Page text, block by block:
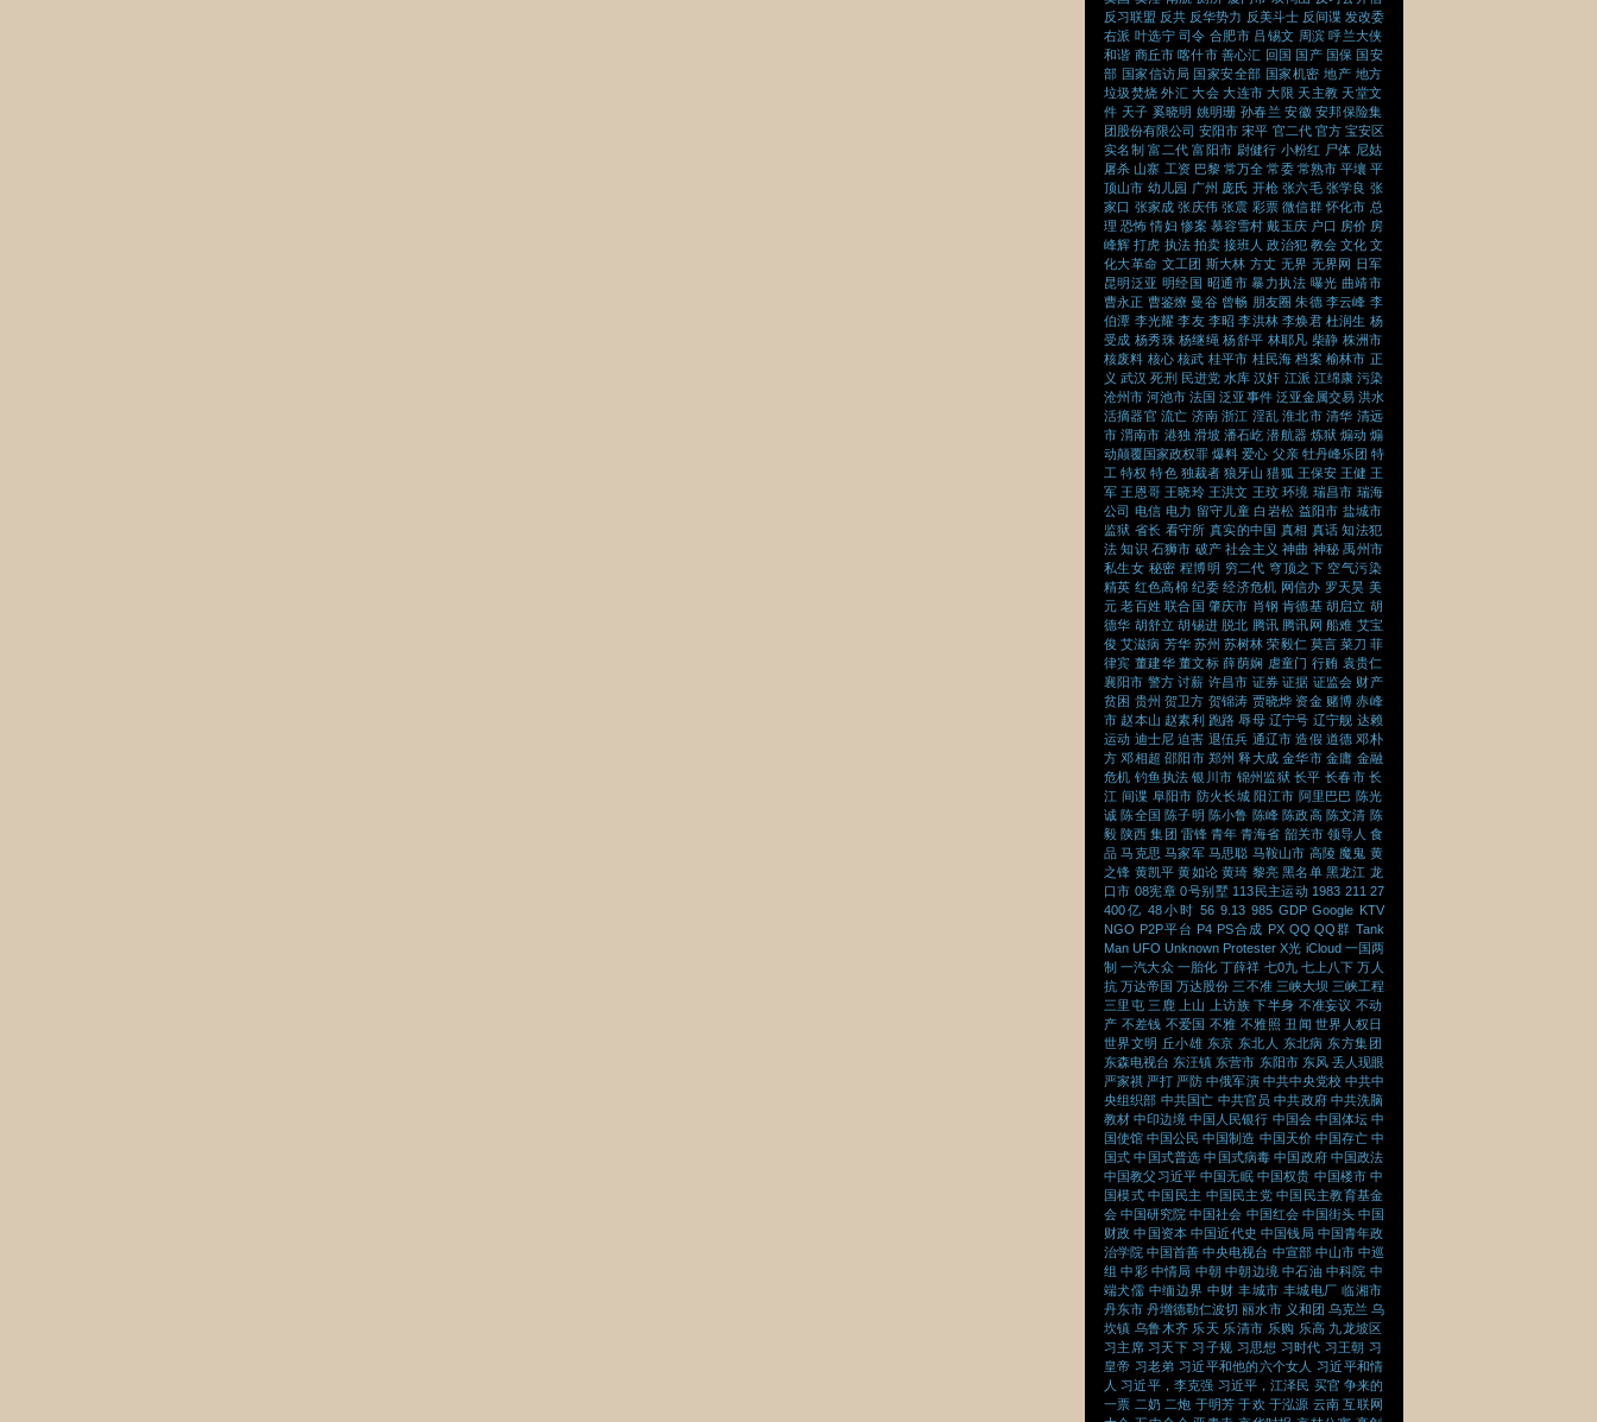
反习联盟 反共 反华势力 反美斗士 反间谍 发改委
右派 叶选宁 司令 合肥市 吕锡文 周滨 呼兰大侠
和谐 商丘市 喀什市 善心汇 回国 国产 国保 国安
部 国家信访局 国家安全部 国家机密 地产 地方
垃圾焚烧 外汇 大会 大连市 大限 天主教 天堂文
件 天子 奚晓明 姚明珊 孙春兰 安徽 安邦保险集
团股份有限公司 安阳市 宋平 官二代 官方 宝安区
实名制 富二代 富阳市 尉健行 小粉红 尸体 尼姑
屠杀 山寨 工资 巴黎 常万全 常委 常熟市 平壤 平
顶山市 幼儿园 广州 庞氏 开枪 张六毛 张学良 张
家口 张家成 张庆伟 张震 彩票 微信群 怀化市 总
理 恐怖 情妇 惨案 慕容雪村 戴玉庆 户口 房价 房
峰辉 打虎 执法 拍卖 接班人 政治犯 教会 文化 文
化大革命 文工团 斯大林 方丈 无界 无界网 日军
昆明泛亚 明经国 昭通市 暴力执法 曝光 曲靖市
曹永正 曹鉴燎 曼谷 曾畅 朋友圈 朱德 李云峰 李
伯潭 李光耀 李友 李昭 李洪林 李焕君 杜润生 杨
受成 杨秀珠 杨继绳 杨舒平 林耶凡 柴静 株洲市
核废料 核心 核武 桂平市 桂民海 档案 榆林市 正
义 武汉 死刑 民进党 水库 汉奸 江派 江绵康 污染
沧州市 河池市 法国 泛亚事件 泛亚金属交易 洪水
活摘器官 流亡 济南 浙江 淫乱 淮北市 清华 清远
市 渭南市 港独 滑坡 潘石屹 潜航器 炼狱 煽动 煽
动颠覆国家政权罪 爆料 爱心 父亲 牡丹峰乐团 特
工 特权 特色 独裁者 狼牙山 猎狐 王保安 王健 王
军 王恩哥 王晓玲 王洪文 王玟 环境 瑞昌市 瑞海
公司 电信 电力 留守儿童 白岩松 益阳市 盐城市
监狱 省长 看守所 真实的中国 真相 真话 知法犯
法 知识 石狮市 破产 社会主义 神曲 神秘 禹州市
私生女 秘密 程博明 穷二代 穹顶之下 空气污染
精英 红色高棉 纪委 经济危机 网信办 罗天昊 美
元 老百姓 联合国 肇庆市 肖钢 肯德基 胡启立 胡
德华 胡舒立 胡锡进 脱北 腾讯 腾讯网 船难 艾宝
俊 艾滋病 芳华 苏州 苏树林 荣毅仁 莫言 菜刀 菲
律宾 董建华 董文标 薛荫娴 虐童门 行贿 袁贵仁
襄阳市 警方 讨薪 许昌市 证券 证据 证监会 财产
贫困 贵州 贺卫方 贺锦涛 贾晓烨 资金 赌博 赤峰
市 赵本山 赵素利 跑路 辱母 辽宁号 辽宁舰 达赖
运动 迪士尼 迫害 退伍兵 通辽市 造假 道德 邓朴
方 邓相超 邵阳市 郑州 释大成 金华市 金庸 金融
危机 钓鱼执法 银川市 锦州监狱 长平 长春市 长
江 间谍 阜阳市 防火长城 阳江市 阿里巴巴 陈光
诚 陈全国 陈子明 陈小鲁 陈峰 陈政高 陈文清 陈
毅 陕西 集团 雷锋 青年 青海省 韶关市 领导人 食
品 马克思 马家军 马思聪 马鞍山市 高陵 魔鬼 黄
之锋 黄凯平 黄如论 黄琦 黎亮 黑名单 黑龙江 龙
口市 08宪章 0号别墅 113民主运动 1983 211 27
400亿 48小时 56 9.13 985 GDP Google KTV
NGO P2P平台 P4 PS合成 PX QQ QQ群 Tank
Man UFO Unknown Protester X光 iCloud 一国两
制 一汽大众 一胎化 丁薛祥 七0九 七上八下 万人
抗 万达帝国 万达股份 三不准 三峡大坝 三峡工程
三里屯 三鹿 上山 上访族 下半身 不准妄议 不动
产 不差钱 不爱国 不雅 不雅照 丑闻 世界人权日
世界文明 丘小雄 东京 东北人 东北病 东方集团
东森电视台 东汪镇 东营市 东阳市 东风 丢人现眼
严家祺 严打 严防 中俄军演 中共中央党校 中共中
央组织部 中共国亡 中共官员 中共政府 中共洗脑
教材 中印边境 中国人民银行 中国会 中国体坛 中
国使馆 中国公民 中国制造 中国天价 中国存亡 中
国式 中国式普选 中国式病毒 中国政府 中国政法
中国教父习近平 中国无眠 中国权贵 中国楼市 中
国模式 中国民主 中国民主党 中国民主教育基金
会 中国研究院 中国社会 中国红会 中国街头 中国
财政 中国资本 中国近代史 中国钱局 中国青年政
治学院 中国首善 中央电视台 中宣部 中山市 中巡
组 中彩 中情局 中朝 中朝边境 中石油 中科院 中
端犬儒 中缅边界 中财 丰城市 丰城电厂 临湘市
丹东市 丹增德勒仁波切 丽水市 义和团 乌克兰 乌
坎镇 乌鲁木齐 乐天 乐清市 乐购 乐高 九龙坡区
习主席 习天下 习子规 习思想 习时代 习王朝 习
皇帝 习老弟 习近平和他的六个女人 习近平和情
人 习近平，李克强 习近平，江泽民 买官 争来的
一票 二奶 二炮 于明芳 于欢 于泓源 云南 互联网